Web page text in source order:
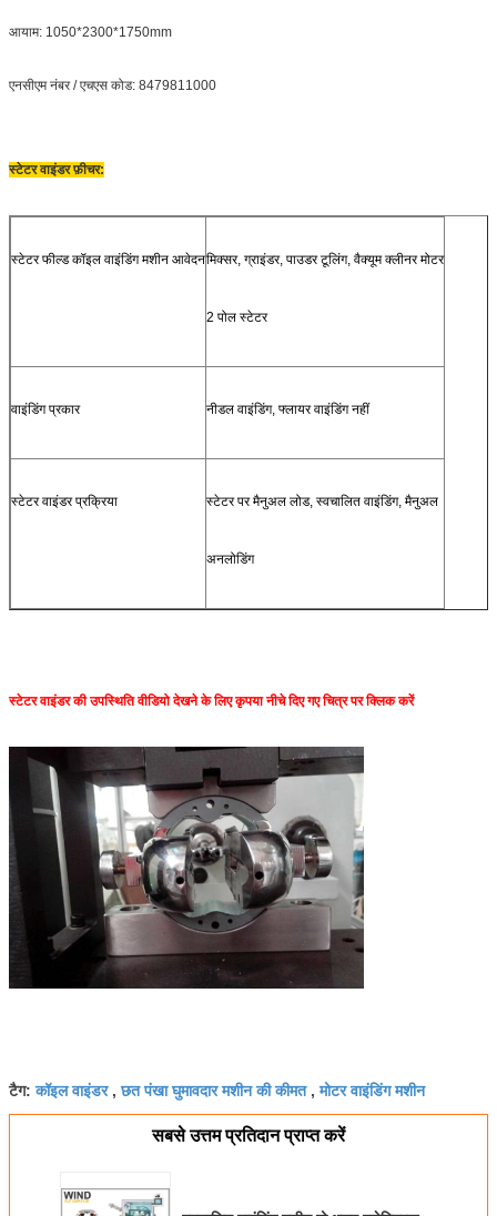
आयाम: 1050*2300*1750mm
एनसीएम नंबर / एचएस कोड: 8479811000
स्टेटर वाइंडर फ़ीचर:
स्टेटर फील्ड कॉइल वाइंडिंग मशीन आवेदनमिक्सर, ग्राइंडर, पाउडर टूलिंग, वैक्यूम क्लीनर मोटर
2 पोल स्टेटर
वाइंडिंग प्रकार नीडल वाइंडिंग, फ्लायर वाइंडिंग नहीं
स्टेटर वाइंडर प्रक्रिया स्टेटर पर मैनुअल लोड, स्वचालित वाइंडिंग, मैनुअल
अनलोडिंग
स्टेटर वाइंडर की उपस्थिति वीडियो देखने के लिए कृपया नीचे दिए गए चित्र पर क्लिक करें
टैग:कॉइल वाइंडर,छत पंखा घुमावदार मशीन की कीमत,मोटर वाइंडिंग मशीन
सबसे उत्तम प्रतिदान प्राप्त करें